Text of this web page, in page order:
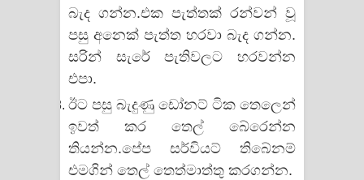
බැද ගන්න.එක පැත්තක් රන්වන් වූ
පසු අනෙක් පැත්ත හරවා බැද ගන්න.
සරින් සැරේ පැතිවලට හරවන්න
එපා.
ඊට පසු බැදුණු ඩෝනට් ටික තෙලෙන්
ඉවත් කර තෙල් බේරෙන්න
තියන්න.පේප සර්වියට් තිබේනම්
එමගින් තෙල් තෙත්මාත්තු කරගන්න.